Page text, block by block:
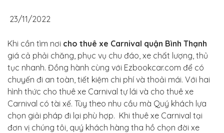
23/11/2022
Khi cần tìm nơi cho thuê xe Carnival quận Bình Thạnh
giá cả phải chăng, phục vụ chu đáo, xe chất lượng, thủ
tục nhanh. Đồng hành cùng với Ezbookcar.com để có
chuyến đi an toàn, tiết kiệm chi phí và thoải mái. Với hai
hình thức cho thuê xe Carnival tự lái và cho thuê xe
Carnival có tài xế. Tùy theo nhu cầu mà Quý khách lựa
chọn giải pháp đi lại phù hợp. Khi thuê xe Carnival tại
đơn vị chúng tôi, quý khách hàng tha hồ chọn đời xe